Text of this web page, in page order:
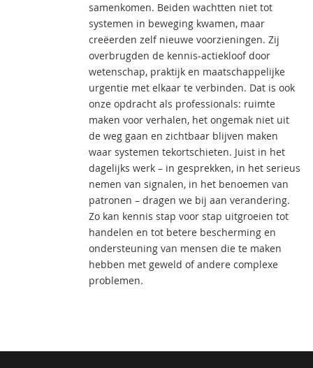
samenkomen. Beiden wachtten niet tot
systemen in beweging kwamen, maar
creëerden zelf nieuwe voorzieningen. Zij
overbrugden de kennis-actiekloof door
wetenschap, praktijk en maatschappelijke
urgentie met elkaar te verbinden. Dat is ook
onze opdracht als professionals: ruimte
maken voor verhalen, het ongemak niet uit
de weg gaan en zichtbaar blijven maken
waar systemen tekortschieten. Juist in het
dagelijks werk – in gesprekken, in het serieus
nemen van signalen, in het benoemen van
patronen – dragen we bij aan verandering.
Zo kan kennis stap voor stap uitgroeien tot
handelen en tot betere bescherming en
ondersteuning van mensen die te maken
hebben met geweld of andere complexe
problemen.